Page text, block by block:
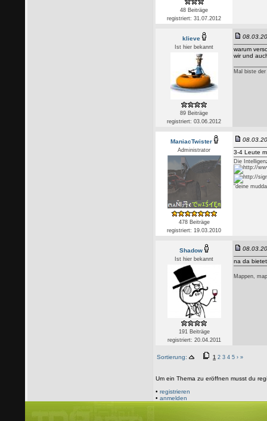
48 Beiträge
registriert: 31.07.2012
klieve
Ist hier bekannt
89 Beiträge
registriert: 03.06.2012
warum
wir und
Mal biste
ManiacTwister
Administrator
478 Beiträge
registriert: 19.03.2010
3-4 Leute
Die
"deine
Shadow
Ist hier bekannt
191 Beiträge
registriert: 20.04.2011
na da
Mappen,
Sortierung: 1 2 3 4 5 › »
Um ein Thema zu eröffnen musst du
• registrieren
• anmelden